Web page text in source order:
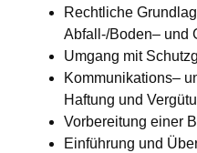
Rechtliche
Abfall-/Boden– und
Umgang mit
Kommunikations–
Haftung und
Vorbereitung einer
Einführung und